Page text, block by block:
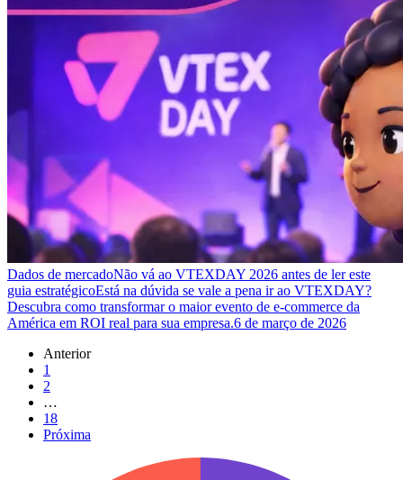
Dados de mercadoNão vá ao VTEXDAY 2026 antes de ler este
guia estratégicoEstá na dúvida se vale a pena ir ao VTEXDAY?
Descubra como transformar o maior evento de e-commerce da
América em ROI real para sua empresa.6 de março de 2026
Anterior
1
2
…
18
Próxima